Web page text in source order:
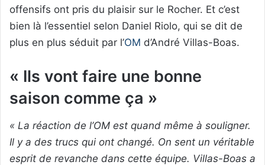
offensifs ont pris du plaisir sur le Rocher. Et c’est
bien là l’essentiel selon Daniel Riolo, qui se dit de
plus en plus séduit par l’OM d’André Villas-Boas.
« Ils vont faire une bonne
saison comme ça »
« La réaction de l’OM est quand même à souligner.
Il y a des trucs qui ont changé. On sent un véritable
esprit de revanche dans cette équipe. Villas-Boas a